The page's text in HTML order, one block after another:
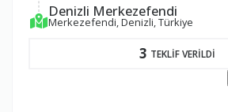
Denizli Merkezefendi
Merkezefendi, Denizli, Türkiye
3 TEKLİF VERİLDİ